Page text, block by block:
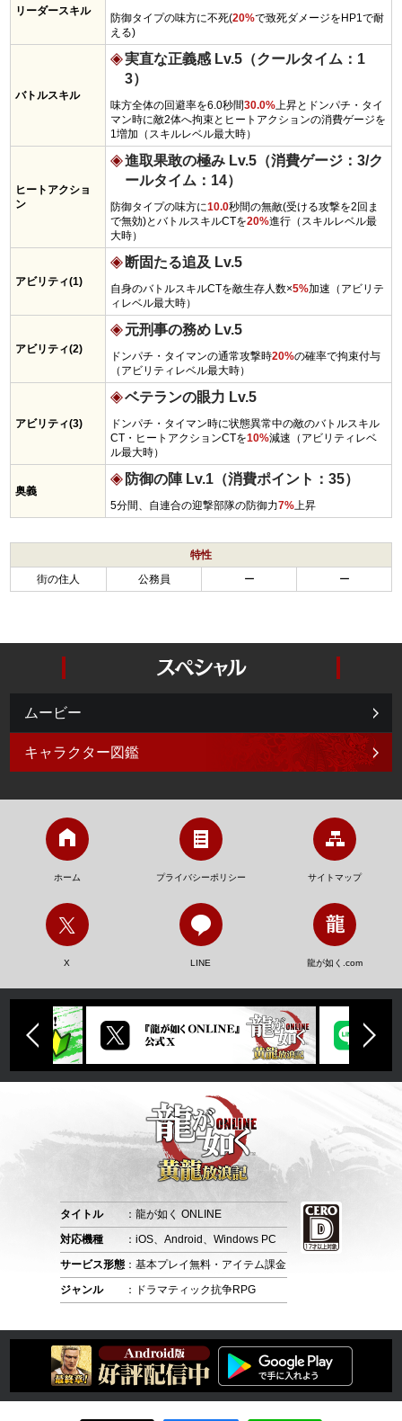
リーダースキル
防御タイプの味方に不死(20%で致死ダメージをHP1で耐
える)
バトルスキル
実直な正義感 Lv.5（クールタイム：1
3）
味方全体の回避率を6.0秒間30.0%上昇とドンパチ・タイ
マン時に敵2体へ拘束とヒートアクションの消費ゲージを
1増加（スキルレベル最大時）
ヒートアクショ
ン
進取果敢の極み Lv.5（消費ゲージ：3/ク
ールタイム：14）
防御タイプの味方に10.0秒間の無敵(受ける攻撃を2回ま
で無効)とバトルスキルCTを20%進行（スキルレベル最
大時）
アビリティ(1)
断固たる追及 Lv.5
自身のバトルスキルCTを敵生存人数×5%加速（アビリテ
ィレベル最大時）
アビリティ(2)
元刑事の務め Lv.5
ドンパチ・タイマンの通常攻撃時20%の確率で拘束付与
（アビリティレベル最大時）
アビリティ(3)
ベテランの眼力 Lv.5
ドンパチ・タイマン時に状態異常中の敵のバトルスキル
CT・ヒートアクションCTを10%減速（アビリティレベ
ル最大時）
奥義
防御の陣 Lv.1（消費ポイント：35）
5分間、自連合の迎撃部隊の防御力7%上昇
特性
街の住人
公務員 ー ー
ムービー
キャラクター図鑑
ホーム プライバシーポリシー サイトマップ
X LINE 龍が如く.com
タイトル
：龍が如く ONLINE
対応機種
：iOS、Android、Windows PC
サービス形態 ：基本プレイ無料・アイテム課金
ジャンル
：ドラマティック抗争RPG